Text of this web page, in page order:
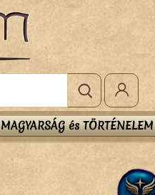
MAGYARSÁG és TÖRTÉNELEM